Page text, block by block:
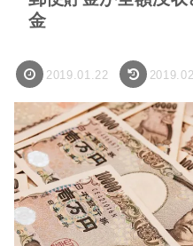
金
2019.01.22